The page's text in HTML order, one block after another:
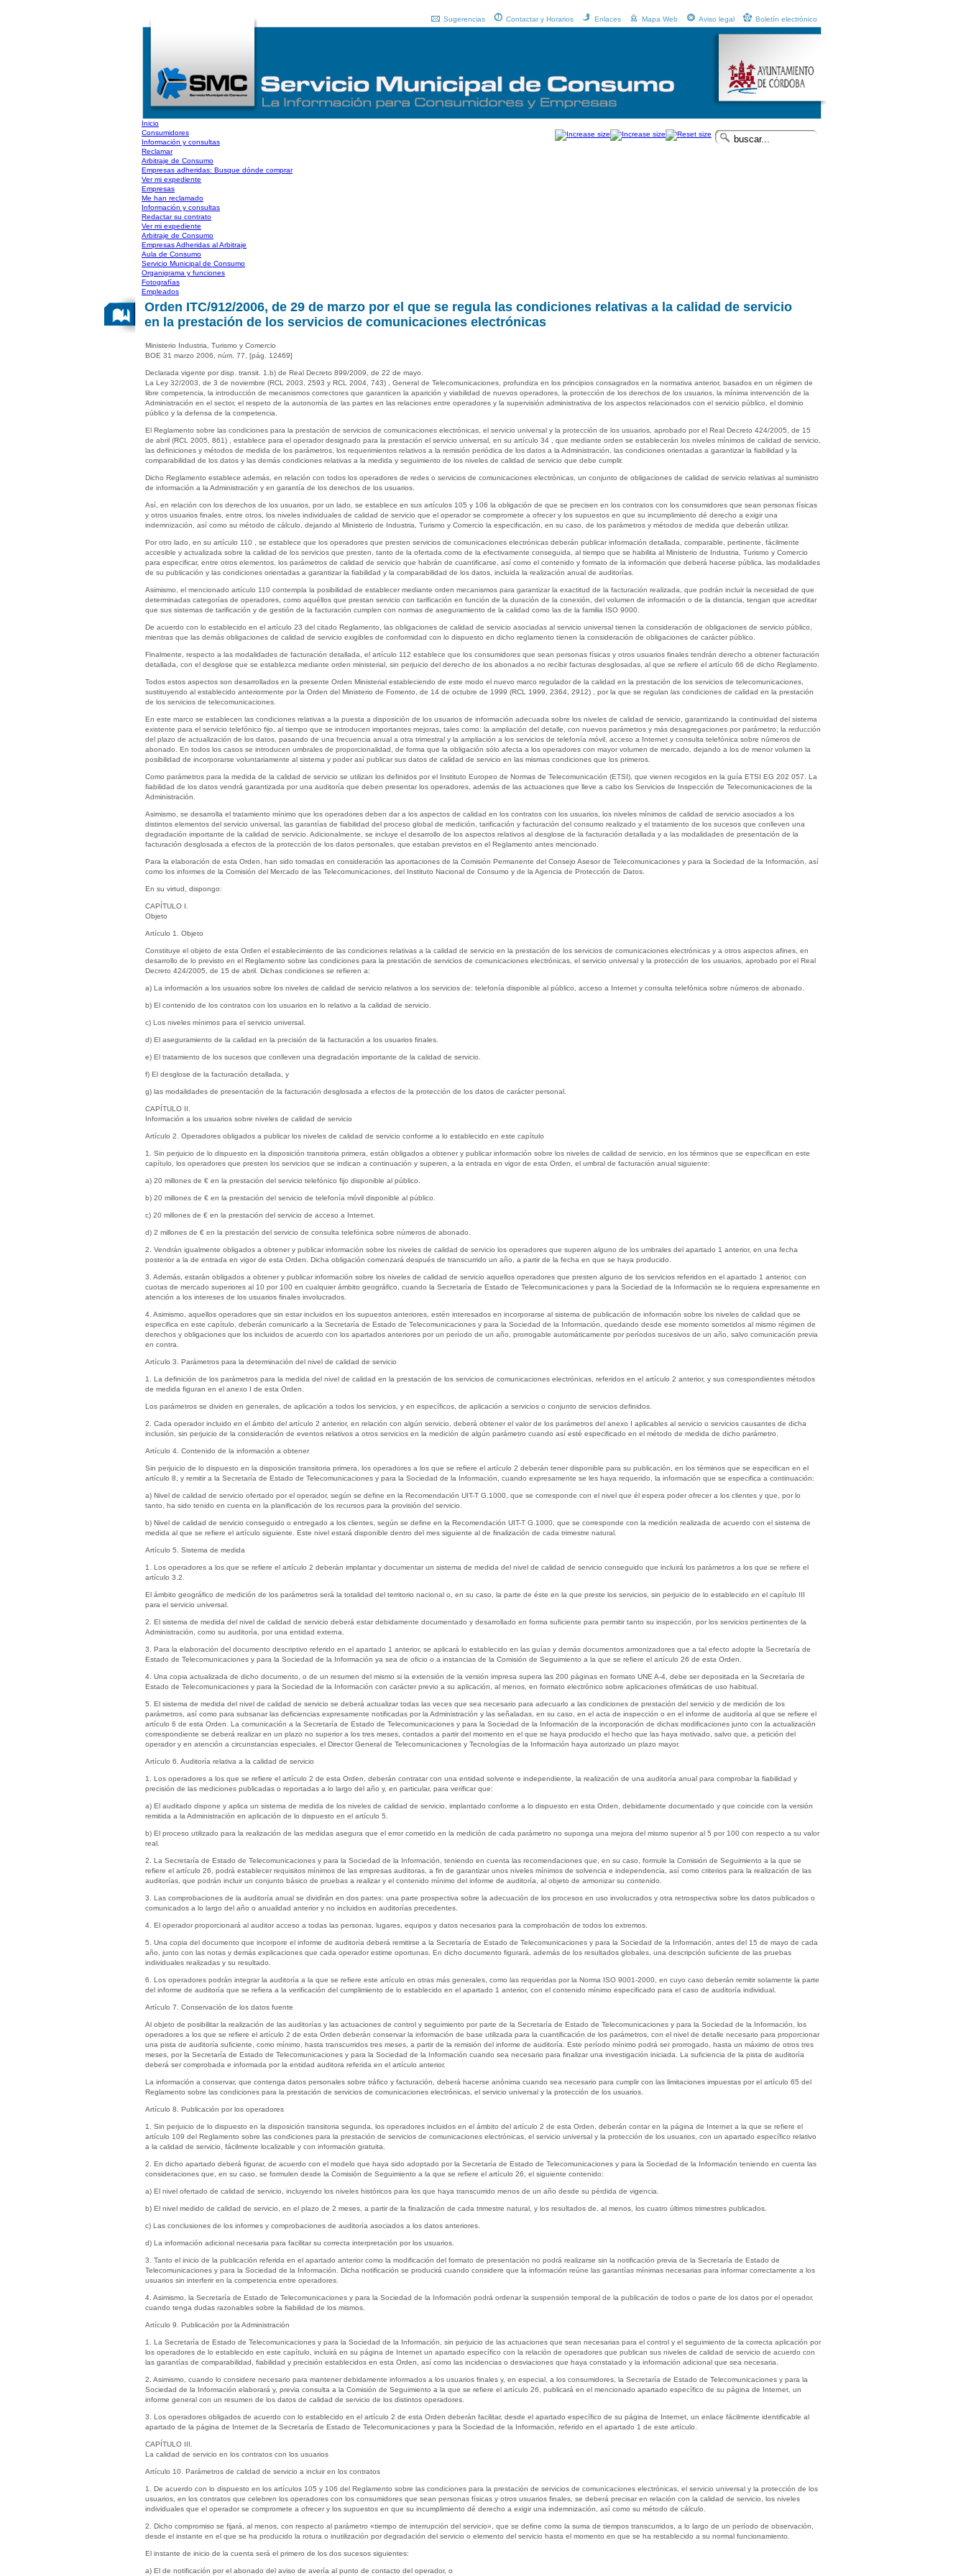
Boletín electrónico
Aviso legal
Mapa Web
Enlaces
Contactar y Horarios
Sugerencias
Inicio
Consumidores
Información y consultas
Reclamar
Arbitraje de Consumo
Empresas adheridas: Busque dónde comprar
Ver mi expediente
Empresas
Me han reclamado
Información y consultas
Redactar su contrato
Ver mi expediente
Arbitraje de Consumo
Empresas Adheridas al Arbitraje
Aula de Consumo
Servicio Municipal de Consumo
Organigrama y funciones
Fotografías
Empleados
Orden ITC/912/2006, de 29 de marzo por el que se regula las condiciones relativas a la calidad de servicio
en la prestación de los servicios de comunicaciones electrónicas
Ministerio Industria, Turismo y Comercio
BOE 31 marzo 2006, núm. 77, [pág. 12469]
Declarada vigente por disp. transit. 1.b) de Real Decreto 899/2009, de 22 de mayo.
La Ley 32/2003, de 3 de noviembre (RCL 2003, 2593 y RCL 2004, 743) , General de Telecomunicaciones, profundiza en los principios consagrados en la normativa anterior, basados en un régimen de
libre competencia, la introducción de mecanismos correctores que garanticen la aparición y viabilidad de nuevos operadores, la protección de los derechos de los usuarios, la mínima intervención de la
Administración en el sector, el respeto de la autonomía de las partes en las relaciones entre operadores y la supervisión administrativa de los aspectos relacionados con el servicio público, el dominio
público y la defensa de la competencia.
El Reglamento sobre las condiciones para la prestación de servicios de comunicaciones electrónicas, el servicio universal y la protección de los usuarios, aprobado por el Real Decreto 424/2005, de 15
de abril (RCL 2005, 861) , establece para el operador designado para la prestación el servicio universal, en su artículo 34 , que mediante orden se establecerán los niveles mínimos de calidad de servicio,
las definiciones y métodos de medida de los parámetros, los requerimientos relativos a la remisión periódica de los datos a la Administración, las condiciones orientadas a garantizar la fiabilidad y la
comparabilidad de los datos y las demás condiciones relativas a la medida y seguimiento de los niveles de calidad de servicio que debe cumplir.
Dicho Reglamento establece además, en relación con todos los operadores de redes o servicios de comunicaciones electrónicas, un conjunto de obligaciones de calidad de servicio relativas al suministro
de información a la Administración y en garantía de los derechos de los usuarios.
Así, en relación con los derechos de los usuarios, por un lado, se establece en sus artículos 105 y 106 la obligación de que se precisen en los contratos con los consumidores que sean personas físicas
y otros usuarios finales, entre otros, los niveles individuales de calidad de servicio que el operador se compromete a ofrecer y los supuestos en que su incumplimiento dé derecho a exigir una
indemnización, así como su método de cálculo, dejando al Ministerio de Industria, Turismo y Comercio la especificación, en su caso, de los parámetros y métodos de medida que deberán utilizar.
Por otro lado, en su artículo 110 , se establece que los operadores que presten servicios de comunicaciones electrónicas deberán publicar información detallada, comparable, pertinente, fácilmente
accesible y actualizada sobre la calidad de los servicios que presten, tanto de la ofertada como de la efectivamente conseguida, al tiempo que se habilita al Ministerio de Industria, Turismo y Comercio
para especificar, entre otros elementos, los parámetros de calidad de servicio que habrán de cuantificarse, así como el contenido y formato de la información que deberá hacerse pública, las modalidades
de su publicación y las condiciones orientadas a garantizar la fiabilidad y la comparabilidad de los datos, incluida la realización anual de auditorías.
Asimismo, el mencionado artículo 110 contempla la posibilidad de establecer mediante orden mecanismos para garantizar la exactitud de la facturación realizada, que podrán incluir la necesidad de que
determinadas categorías de operadores, como aquéllos que prestan servicio con tarificación en función de la duración de la conexión, del volumen de información o de la distancia, tengan que acreditar
que sus sistemas de tarificación y de gestión de la facturación cumplen con normas de aseguramiento de la calidad como las de la familia ISO 9000.
De acuerdo con lo establecido en el artículo 23 del citado Reglamento, las obligaciones de calidad de servicio asociadas al servicio universal tienen la consideración de obligaciones de servicio público,
mientras que las demás obligaciones de calidad de servicio exigibles de conformidad con lo dispuesto en dicho reglamento tienen la consideración de obligaciones de carácter público.
Finalmente, respecto a las modalidades de facturación detallada, el artículo 112 establece que los consumidores que sean personas físicas y otros usuarios finales tendrán derecho a obtener facturación
detallada, con el desglose que se establezca mediante orden ministerial, sin perjuicio del derecho de los abonados a no recibir facturas desglosadas, al que se refiere el artículo 66 de dicho Reglamento.
Todos estos aspectos son desarrollados en la presente Orden Ministerial estableciendo de este modo el nuevo marco regulador de la calidad en la prestación de los servicios de telecomunicaciones,
sustituyendo al establecido anteriormente por la Orden del Ministerio de Fomento, de 14 de octubre de 1999 (RCL 1999, 2364, 2912) , por la que se regulan las condiciones de calidad en la prestación
de los servicios de telecomunicaciones.
En este marco se establecen las condiciones relativas a la puesta a disposición de los usuarios de información adecuada sobre los niveles de calidad de servicio, garantizando la continuidad del sistema
existente para el servicio telefónico fijo, al tiempo que se introducen importantes mejoras, tales como: la ampliación del detalle, con nuevos parámetros y más desagregaciones por parámetro; la reducción
del plazo de actualización de los datos, pasando de una frecuencia anual a otra trimestral y la ampliación a los servicios de telefonía móvil, acceso a Internet y consulta telefónica sobre números de
abonado. En todos los casos se introducen umbrales de proporcionalidad, de forma que la obligación sólo afecta a los operadores con mayor volumen de mercado, dejando a los de menor volumen la
posibilidad de incorporarse voluntariamente al sistema y poder así publicar sus datos de calidad de servicio en las mismas condiciones que los primeros.
Como parámetros para la medida de la calidad de servicio se utilizan los definidos por el Instituto Europeo de Normas de Telecomunicación (ETSI), que vienen recogidos en la guía ETSI EG 202 057. La
fiabilidad de los datos vendrá garantizada por una auditoría que deben presentar los operadores, además de las actuaciones que lleve a cabo los Servicios de Inspección de Telecomunicaciones de la
Administración.
Asimismo, se desarrolla el tratamiento mínimo que los operadores deben dar a los aspectos de calidad en los contratos con los usuarios, los niveles mínimos de calidad de servicio asociados a los
distintos elementos del servicio universal, las garantías de fiabilidad del proceso global de medición, tarificación y facturación del consumo realizado y el tratamiento de los sucesos que conlleven una
degradación importante de la calidad de servicio. Adicionalmente, se incluye el desarrollo de los aspectos relativos al desglose de la facturación detallada y a las modalidades de presentación de la
facturación desglosada a efectos de la protección de los datos personales, que estaban previstos en el Reglamento antes mencionado.
Para la elaboración de esta Orden, han sido tomadas en consideración las aportaciones de la Comisión Permanente del Consejo Asesor de Telecomunicaciones y para la Sociedad de la Información, así
como los informes de la Comisión del Mercado de las Telecomunicaciones, del Instituto Nacional de Consumo y de la Agencia de Protección de Datos.
En su virtud, dispongo:
CAPÍTULO I.
Objeto
Artículo 1. Objeto
Constituye el objeto de esta Orden el establecimiento de las condiciones relativas a la calidad de servicio en la prestación de los servicios de comunicaciones electrónicas y a otros aspectos afines, en
desarrollo de lo previsto en el Reglamento sobre las condiciones para la prestación de servicios de comunicaciones electrónicas, el servicio universal y la protección de los usuarios, aprobado por el Real
Decreto 424/2005, de 15 de abril. Dichas condiciones se refieren a:
a) La información a los usuarios sobre los niveles de calidad de servicio relativos a los servicios de: telefonía disponible al público, acceso a Internet y consulta telefónica sobre números de abonado.
b) El contenido de los contratos con los usuarios en lo relativo a la calidad de servicio.
c) Los niveles mínimos para el servicio universal.
d) El aseguramiento de la calidad en la precisión de la facturación a los usuarios finales.
e) El tratamiento de los sucesos que conlleven una degradación importante de la calidad de servicio.
f) El desglose de la facturación detallada, y
g) las modalidades de presentación de la facturación desglosada a efectos de la protección de los datos de carácter personal.
CAPÍTULO II.
Información a los usuarios sobre niveles de calidad de servicio
Artículo 2. Operadores obligados a publicar los niveles de calidad de servicio conforme a lo establecido en este capítulo
1. Sin perjuicio de lo dispuesto en la disposición transitoria primera, están obligados a obtener y publicar información sobre los niveles de calidad de servicio, en los términos que se especifican en este
capítulo, los operadores que presten los servicios que se indican a continuación y superen, a la entrada en vigor de esta Orden, el umbral de facturación anual siguiente:
a) 20 millones de € en la prestación del servicio telefónico fijo disponible al público.
b) 20 millones de € en la prestación del servicio de telefonía móvil disponible al público.
c) 20 millones de € en la prestación del servicio de acceso a Internet.
d) 2 millones de € en la prestación del servicio de consulta telefónica sobre números de abonado.
2. Vendrán igualmente obligados a obtener y publicar información sobre los niveles de calidad de servicio los operadores que superen alguno de los umbrales del apartado 1 anterior, en una fecha
posterior a la de entrada en vigor de esta Orden. Dicha obligación comenzará después de transcurrido un año, a partir de la fecha en que se haya producido.
3. Además, estarán obligados a obtener y publicar información sobre los niveles de calidad de servicio aquellos operadores que presten alguno de los servicios referidos en el apartado 1 anterior, con
cuotas de mercado superiores al 10 por 100 en cualquier ámbito geográfico, cuando la Secretaría de Estado de Telecomunicaciones y para la Sociedad de la Información se lo requiera expresamente en
atención a los intereses de los usuarios finales involucrados.
4. Asimismo, aquellos operadores que sin estar incluidos en los supuestos anteriores, estén interesados en incorporarse al sistema de publicación de información sobre los niveles de calidad que se
especifica en este capítulo, deberán comunicarlo a la Secretaría de Estado de Telecomunicaciones y para la Sociedad de la Información, quedando desde ese momento sometidos al mismo régimen de
derechos y obligaciones que los incluidos de acuerdo con los apartados anteriores por un período de un año, prorrogable automáticamente por períodos sucesivos de un año, salvo comunicación previa
en contra.
Artículo 3. Parámetros para la determinación del nivel de calidad de servicio
1. La definición de los parámetros para la medida del nivel de calidad en la prestación de los servicios de comunicaciones electrónicas, referidos en el artículo 2 anterior, y sus correspondientes métodos
de medida figuran en el anexo I de esta Orden.
Los parámetros se dividen en generales, de aplicación a todos los servicios, y en específicos, de aplicación a servicios o conjunto de servicios definidos.
2. Cada operador incluido en el ámbito del artículo 2 anterior, en relación con algún servicio, deberá obtener el valor de los parámetros del anexo I aplicables al servicio o servicios causantes de dicha
inclusión, sin perjuicio de la consideración de eventos relativos a otros servicios en la medición de algún parámetro cuando así esté especificado en el método de medida de dicho parámetro.
Artículo 4. Contenido de la información a obtener
Sin perjuicio de lo dispuesto en la disposición transitoria primera, los operadores a los que se refiere el artículo 2 deberán tener disponible para su publicación, en los términos que se especifican en el
artículo 8, y remitir a la Secretaría de Estado de Telecomunicaciones y para la Sociedad de la Información, cuando expresamente se les haya requerido, la información que se especifica a continuación:
a) Nivel de calidad de servicio ofertado por el operador, según se define en la Recomendación UIT-T G.1000, que se corresponde con el nivel que él espera poder ofrecer a los clientes y que, por lo
tanto, ha sido tenido en cuenta en la planificación de los recursos para la provisión del servicio.
b) Nivel de calidad de servicio conseguido o entregado a los clientes, según se define en la Recomendación UIT-T G.1000, que se corresponde con la medición realizada de acuerdo con el sistema de
medida al que se refiere el artículo siguiente. Este nivel estará disponible dentro del mes siguiente al de finalización de cada trimestre natural.
Artículo 5. Sistema de medida
1. Los operadores a los que se refiere el artículo 2 deberán implantar y documentar un sistema de medida del nivel de calidad de servicio conseguido que incluirá los parámetros a los que se refiere el
artículo 3.2.
El ámbito geográfico de medición de los parámetros será la totalidad del territorio nacional o, en su caso, la parte de éste en la que preste los servicios, sin perjuicio de lo establecido en el capítulo III
para el servicio universal.
2. El sistema de medida del nivel de calidad de servicio deberá estar debidamente documentado y desarrollado en forma suficiente para permitir tanto su inspección, por los servicios pertinentes de la
Administración, como su auditoría, por una entidad externa.
3. Para la elaboración del documento descriptivo referido en el apartado 1 anterior, se aplicará lo establecido en las guías y demás documentos armonizadores que a tal efecto adopte la Secretaría de
Estado de Telecomunicaciones y para la Sociedad de la Información ya sea de oficio o a instancias de la Comisión de Seguimiento a la que se refiere el artículo 26 de esta Orden.
4. Una copia actualizada de dicho documento, o de un resumen del mismo si la extensión de la versión impresa supera las 200 páginas en formato UNE A-4, debe ser depositada en la Secretaría de
Estado de Telecomunicaciones y para la Sociedad de la Información con carácter previo a su aplicación, al menos, en formato electrónico sobre aplicaciones ofimáticas de uso habitual.
5. El sistema de medida del nivel de calidad de servicio se deberá actualizar todas las veces que sea necesario para adecuarlo a las condiciones de prestación del servicio y de medición de los
parámetros, así como para subsanar las deficiencias expresamente notificadas por la Administración y las señaladas, en su caso, en el acta de inspección o en el informe de auditoría al que se refiere el
artículo 6 de esta Orden. La comunicación a la Secretaría de Estado de Telecomunicaciones y para la Sociedad de la Información de la incorporación de dichas modificaciones junto con la actualización
correspondiente se deberá realizar en un plazo no superior a los tres meses, contados a partir del momento en el que se haya producido el hecho que las haya motivado, salvo que, a petición del
operador y en atención a circunstancias especiales, el Director General de Telecomunicaciones y Tecnologías de la Información haya autorizado un plazo mayor.
Artículo 6. Auditoría relativa a la calidad de servicio
1. Los operadores a los que se refiere el artículo 2 de esta Orden, deberán contratar con una entidad solvente e independiente, la realización de una auditoría anual para comprobar la fiabilidad y
precisión de las mediciones publicadas o reportadas a lo largo del año y, en particular, para verificar que:
a) El auditado dispone y aplica un sistema de medida de los niveles de calidad de servicio, implantado conforme a lo dispuesto en esta Orden, debidamente documentado y que coincide con la versión
remitida a la Administración en aplicación de lo dispuesto en el artículo 5.
b) El proceso utilizado para la realización de las medidas asegura que el error cometido en la medición de cada parámetro no suponga una mejora del mismo superior al 5 por 100 con respecto a su valor
real.
2. La Secretaría de Estado de Telecomunicaciones y para la Sociedad de la Información, teniendo en cuenta las recomendaciones que, en su caso, formule la Comisión de Seguimiento a la que se
refiere el artículo 26, podrá establecer requisitos mínimos de las empresas auditoras, a fin de garantizar unos niveles mínimos de solvencia e independencia, así como criterios para la realización de las
auditorías, que podrán incluir un conjunto básico de pruebas a realizar y el contenido mínimo del informe de auditoría, al objeto de armonizar su contenido.
3. Las comprobaciones de la auditoría anual se dividirán en dos partes: una parte prospectiva sobre la adecuación de los procesos en uso involucrados y otra retrospectiva sobre los datos publicados o
comunicados a lo largo del año o anualidad anterior y no incluidos en auditorías precedentes.
4. El operador proporcionará al auditor acceso a todas las personas, lugares, equipos y datos necesarios para la comprobación de todos los extremos.
5. Una copia del documento que incorpore el informe de auditoría deberá remitirse a la Secretaría de Estado de Telecomunicaciones y para la Sociedad de la Información, antes del 15 de mayo de cada
año, junto con las notas y demás explicaciones que cada operador estime oportunas. En dicho documento figurará, además de los resultados globales, una descripción suficiente de las pruebas
individuales realizadas y su resultado.
6. Los operadores podrán integrar la auditoría a la que se refiere este artículo en otras más generales, como las requeridas por la Norma ISO 9001-2000, en cuyo caso deberán remitir solamente la parte
del informe de auditoría que se refiera a la verificación del cumplimiento de lo establecido en el apartado 1 anterior, con el contenido mínimo especificado para el caso de auditoría individual.
Artículo 7. Conservación de los datos fuente
Al objeto de posibilitar la realización de las auditorías y las actuaciones de control y seguimiento por parte de la Secretaría de Estado de Telecomunicaciones y para la Sociedad de la Información, los
operadores a los que se refiere el artículo 2 de esta Orden deberán conservar la información de base utilizada para la cuantificación de los parámetros, con el nivel de detalle necesario para proporcionar
una pista de auditoría suficiente, como mínimo, hasta transcurridos tres meses, a partir de la remisión del informe de auditoría. Este período mínimo podrá ser prorrogado, hasta un máximo de otros tres
meses, por la Secretaría de Estado de Telecomunicaciones y para la Sociedad de la Información cuando sea necesario para finalizar una investigación iniciada. La suficiencia de la pista de auditoría
deberá ser comprobada e informada por la entidad auditora referida en el artículo anterior.
La información a conservar, que contenga datos personales sobre tráfico y facturación, deberá hacerse anónima cuando sea necesario para cumplir con las limitaciones impuestas por el artículo 65 del
Reglamento sobre las condiciones para la prestación de servicios de comunicaciones electrónicas, el servicio universal y la protección de los usuarios.
Artículo 8. Publicación por los operadores
1. Sin perjuicio de lo dispuesto en la disposición transitoria segunda, los operadores incluidos en el ámbito del artículo 2 de esta Orden, deberán contar en la página de Internet a la que se refiere el
artículo 109 del Reglamento sobre las condiciones para la prestación de servicios de comunicaciones electrónicas, el servicio universal y la protección de los usuarios, con un apartado específico relativo
a la calidad de servicio, fácilmente localizable y con información gratuita.
2. En dicho apartado deberá figurar, de acuerdo con el modelo que haya sido adoptado por la Secretaría de Estado de Telecomunicaciones y para la Sociedad de la Información teniendo en cuenta las
consideraciones que, en su caso, se formulen desde la Comisión de Seguimiento a la que se refiere el artículo 26, el siguiente contenido:
a) El nivel ofertado de calidad de servicio, incluyendo los niveles históricos para los que haya transcurrido menos de un año desde su pérdida de vigencia.
b) El nivel medido de calidad de servicio, en el plazo de 2 meses, a partir de la finalización de cada trimestre natural, y los resultados de, al menos, los cuatro últimos trimestres publicados.
c) Las conclusiones de los informes y comprobaciones de auditoría asociados a los datos anteriores.
d) La información adicional necesaria para facilitar su correcta interpretación por los usuarios.
3. Tanto el inicio de la publicación referida en el apartado anterior como la modificación del formato de presentación no podrá realizarse sin la notificación previa de la Secretaría de Estado de
Telecomunicaciones y para la Sociedad de la Información. Dicha notificación se producirá cuando considere que la información reúne las garantías mínimas necesarias para informar correctamente a los
usuarios sin interferir en la competencia entre operadores.
4. Asimismo, la Secretaría de Estado de Telecomunicaciones y para la Sociedad de la Información podrá ordenar la suspensión temporal de la publicación de todos o parte de los datos por el operador,
cuando tenga dudas razonables sobre la fiabilidad de los mismos.
Artículo 9. Publicación por la Administración
1. La Secretaría de Estado de Telecomunicaciones y para la Sociedad de la Información, sin perjuicio de las actuaciones que sean necesarias para el control y el seguimiento de la correcta aplicación por
los operadores de lo establecido en este capítulo, incluirá en su página de Internet un apartado específico con la relación de operadores que publican sus niveles de calidad de servicio de acuerdo con
las garantías de comparabilidad, fiabilidad y precisión establecidos en esta Orden, así como las incidencias o desviaciones que haya constatado y la información adicional que sea necesaria.
2. Asimismo, cuando lo considere necesario para mantener debidamente informados a los usuarios finales y, en especial, a los consumidores, la Secretaría de Estado de Telecomunicaciones y para la
Sociedad de la Información elaborará y, previa consulta a la Comisión de Seguimiento a la que se refiere el artículo 26, publicará en el mencionado apartado específico de su página de Internet, un
informe general con un resumen de los datos de calidad de servicio de los distintos operadores.
3. Los operadores obligados de acuerdo con lo establecido en el artículo 2 de esta Orden deberán facilitar, desde el apartado específico de su página de Internet, un enlace fácilmente identificable al
apartado de la página de Internet de la Secretaría de Estado de Telecomunicaciones y para la Sociedad de la Información, referido en el apartado 1 de este artículo.
CAPÍTULO III.
La calidad de servicio en los contratos con los usuarios
Artículo 10. Parámetros de calidad de servicio a incluir en los contratos
1. De acuerdo con lo dispuesto en los artículos 105 y 106 del Reglamento sobre las condiciones para la prestación de servicios de comunicaciones electrónicas, el servicio universal y la protección de los
usuarios, en los contratos que celebren los operadores con los consumidores que sean personas físicas y otros usuarios finales, se deberá precisar en relación con la calidad de servicio, los niveles
individuales que el operador se compromete a ofrecer y los supuestos en que su incumplimiento dé derecho a exigir una indemnización, así como su método de cálculo.
2. Dicho compromiso se fijará, al menos, con respecto al parámetro «tiempo de interrupción del servicio», que se define como la suma de tiempos transcurridos, a lo largo de un período de observación,
desde el instante en el que se ha producido la rotura o inutilización por degradación del servicio o elemento del servicio hasta el momento en que se ha restablecido a su normal funcionamiento.
El instante de inicio de la cuenta será el primero de los dos sucesos siguientes:
a) El de notificación por el abonado del aviso de avería al punto de contacto del operador, o